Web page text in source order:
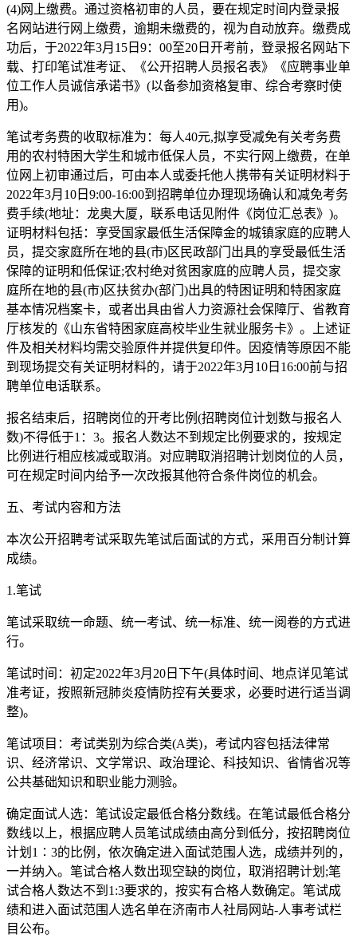
(4)网上缴费。通过资格初审的人员，要在规定时间内登录报
名网站进行网上缴费，逾期未缴费的，视为自动放弃。缴费成
功后，于2022年3月15日9：00至20日开考前，登录报名网站下
载、打印笔试准考证、《公开招聘人员报名表》《应聘事业单
位工作人员诚信承诺书》(以备参加资格复审、综合考察时使
用)。
笔试考务费的收取标准为：每人40元,拟享受减免有关考务费
用的农村特困大学生和城市低保人员，不实行网上缴费，在单
位网上初审通过后，可由本人或委托他人携带有关证明材料于
2022年3月10日9:00-16:00到招聘单位办理现场确认和减免考务
费手续(地址：龙奥大厦，联系电话见附件《岗位汇总表》)。
证明材料包括：享受国家最低生活保障金的城镇家庭的应聘人
员，提交家庭所在地的县(市)区民政部门出具的享受最低生活
保障的证明和低保证;农村绝对贫困家庭的应聘人员，提交家
庭所在地的县(市)区扶贫办(部门)出具的特困证明和特困家庭
基本情况档案卡，或者出具由省人力资源社会保障厅、省教育
厅核发的《山东省特困家庭高校毕业生就业服务卡》。上述证
件及相关材料均需交验原件并提供复印件。因疫情等原因不能
到现场提交有关证明材料的，请于2022年3月10日16:00前与招
聘单位电话联系。
报名结束后，招聘岗位的开考比例(招聘岗位计划数与报名人
数)不得低于1：3。报名人数达不到规定比例要求的，按规定
比例进行相应核减或取消。对应聘取消招聘计划岗位的人员，
可在规定时间内给予一次改报其他符合条件岗位的机会。
五、考试内容和方法
本次公开招聘考试采取先笔试后面试的方式，采用百分制计算
成绩。
1.笔试
笔试采取统一命题、统一考试、统一标准、统一阅卷的方式进
行。
笔试时间：初定2022年3月20日下午(具体时间、地点详见笔试
准考证，按照新冠肺炎疫情防控有关要求，必要时进行适当调
整)。
笔试项目：考试类别为综合类(A类)，考试内容包括法律常
识、经济常识、文学常识、政治理论、科技知识、省情省况等
公共基础知识和职业能力测验。
确定面试人选：笔试设定最低合格分数线。在笔试最低合格分
数线以上，根据应聘人员笔试成绩由高分到低分，按招聘岗位
计划1∶3的比例，依次确定进入面试范围人选，成绩并列的，
一并纳入。笔试合格人数出现空缺的岗位，取消招聘计划;笔
试合格人数达不到1:3要求的，按实有合格人数确定。笔试成
绩和进入面试范围人选名单在济南市人社局网站-人事考试栏
目公布。